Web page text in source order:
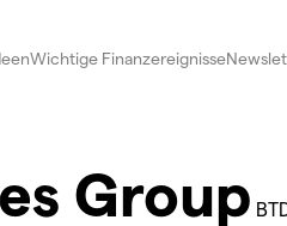
Wichtige Finanzereignisse
Group